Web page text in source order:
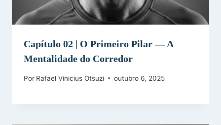
Capítulo 02 | O Primeiro Pilar — A
Mentalidade do Corredor
Por Rafael Vinicius Otsuzi outubro 6, 2025